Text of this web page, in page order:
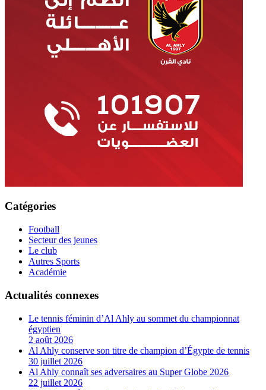
Catégories
Football
Secteur des jeunes
Le club
Autres Sports
Académie
Actualités connexes
Le tennis féminin d’Al Ahly au sommet du championnat
égyptien
2 août 2026
Al Ahly conserve son titre de champion d’Égypte de tennis
30 juillet 2026
Al Ahly connaît ses adversaires au Super Globe 2026
22 juillet 2026